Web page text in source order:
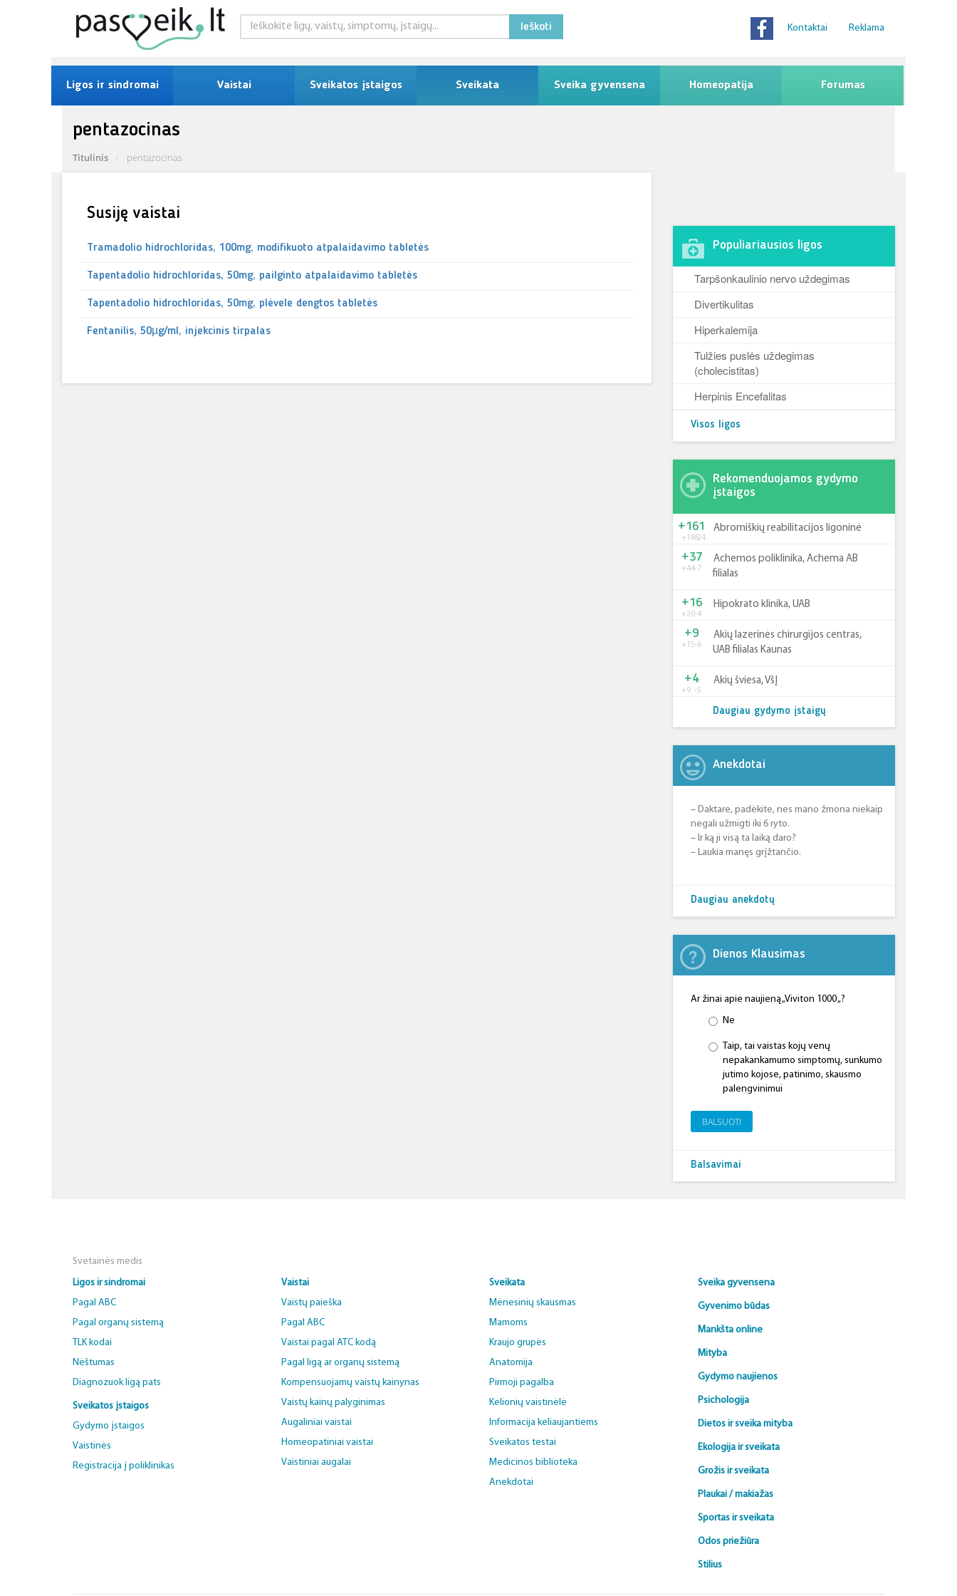
Ieškoti Kontaktai Reklama
Ligos ir sindromai Vaistai Sveikatos įstaigos Sveikata Sveika gyvensena Homeopatija Forumas
pentazocinas
Titulinis pentazocinas
Susiję vaistai
Tramadolio hidrochloridas, 100mg, modifikuoto atpalaidavimo tabletės
Tapentadolio hidrochloridas, 50mg, pailginto atpalaidavimo tabletės
Tapentadolio hidrochloridas, 50mg, plėvele dengtos tabletės
Fentanilis, 50µg/ml, injekcinis tirpalas
Populiariausios ligos
Tarpšonkaulinio nervo uždegimas
Divertikulitas
Hiperkalemija
Tulžies puslės uždegimas
(cholecistitas)
Herpinis Encefalitas
Visos ligos
Rekomenduojamos gydymo
įstaigos
+185-24
+161 Abromiškių reabilitacijos ligoninė
+44-7
+37
Achemos poliklinika, Achema AB
filialas
+20-4
+16 Hipokrato klinika, UAB
+15-6
+9
Akių lazerinės chirurgijos centras,
UAB filialas Kaunas
+9 -5
+4 Akių šviesa, VšĮ
Daugiau gydymo įstaigų
Anekdotai
– Daktare, padėkite, nes mano žmona niekaip
negali užmigti iki 6 ryto.
– Ir ką ji visą ta laiką daro?
– Laukia manęs grįžtančio.
Daugiau anekdotų
Dienos Klausimas
Ar žinai apie naujieną „Viviton 1000 „?
Ne
Taip, tai vaistas kojų venų
nepakankamumo simptomų, sunkumo
jutimo kojose, patinimo, skausmo
palengvinimui
BALSUOTI
Balsavimai
Svetainės medis
Ligos ir sindromai
Pagal ABC
Pagal organų sistemą
TLK kodai
Nėštumas
Diagnozuok ligą pats
Sveikatos įstaigos
Gydymo įstaigos
Vaistinės
Registracija į poliklinikas
Vaistai
Vaistų paieška
Pagal ABC
Vaistai pagal ATC kodą
Pagal ligą ar organų sistemą
Kompensuojamų vaistų kainynas
Vaistų kainų palyginimas
Augaliniai vaistai
Homeopatiniai vaistai
Vaistiniai augalai
Sveikata
Mėnesinių skausmas
Mamoms
Kraujo grupės
Anatomija
Pirmoji pagalba
Kelionių vaistinėlė
Informacija keliaujantiems
Sveikatos testai
Medicinos biblioteka
Anekdotai
Sveika gyvensena
Gyvenimo būdas
Mankšta online
Mityba
Gydymo naujienos
Psichologija
Dietos ir sveika mityba
Ekologija ir sveikata
Grožis ir sveikata
Plaukai / makiažas
Sportas ir sveikata
Odos priežiūra
Stilius